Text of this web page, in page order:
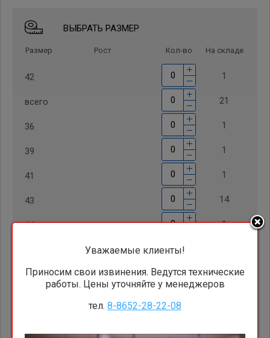
Уважаемые клиенты!
Приносим свои извинения. Ведутся технические
работы. Цены уточняйте у менеджеров
тел. 8-8652-28-22-08
ВЫБРАТЬ РАЗМЕР
Размер Рост Кол-во На складе
42 1
всего 21
36 1
39 1
41 1
43 14
44 1
Заказ на сумму: 0 руб.